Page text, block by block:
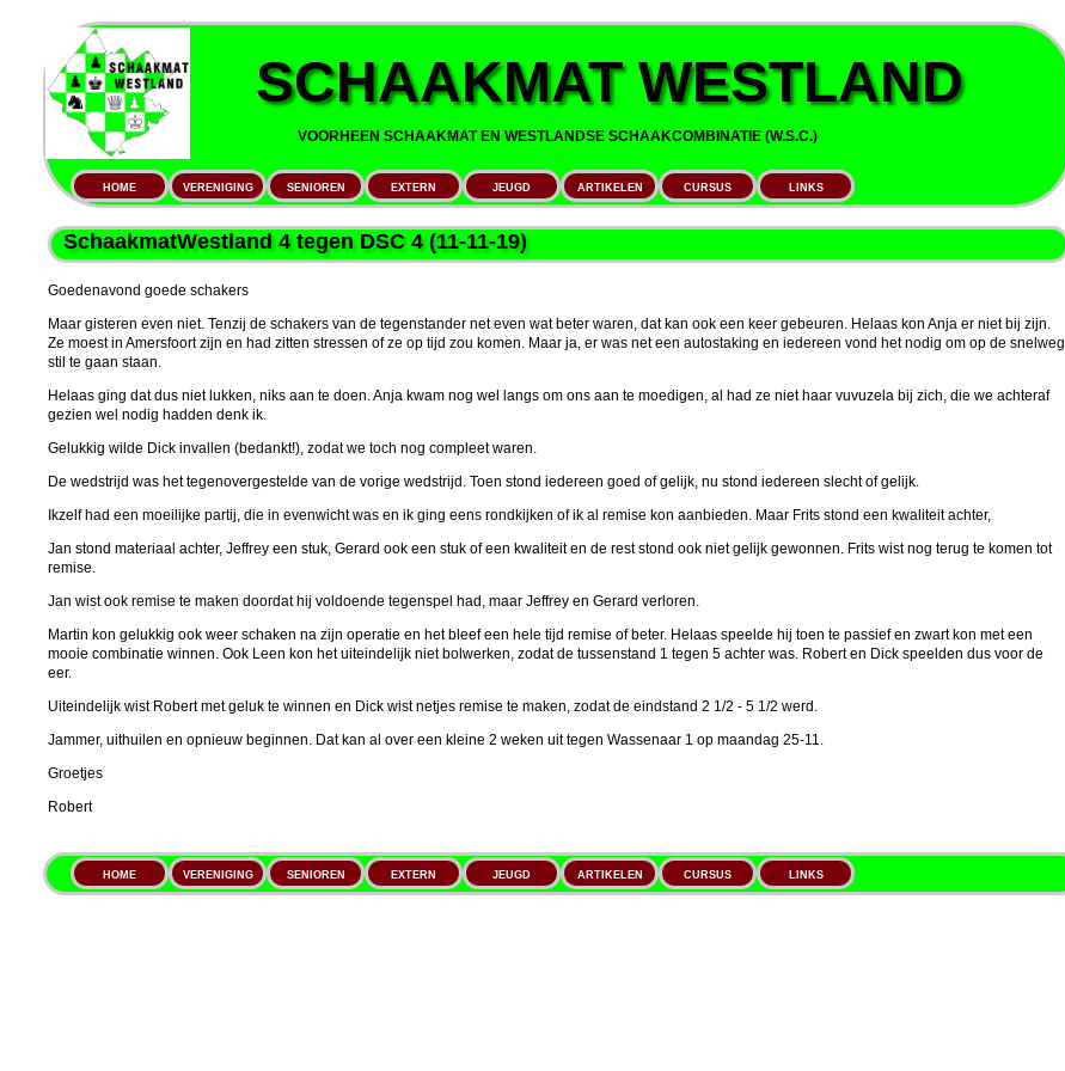
SCHAAKMAT WESTLAND
VOORHEEN SCHAAKMAT EN WESTLANDSE SCHAAKCOMBINATIE (W.S.C.)
HOME VERENIGING SENIOREN EXTERN JEUGD ARTIKELEN CURSUS LINKS
SchaakmatWestland 4 tegen DSC 4 (11-11-19)
Goedenavond goede schakers
Maar gisteren even niet. Tenzij de schakers van de tegenstander net even wat beter waren, dat kan ook een keer gebeuren. Helaas kon Anja er niet bij zijn.
Ze moest in Amersfoort zijn en had zitten stressen of ze op tijd zou komen. Maar ja, er was net een autostaking en iedereen vond het nodig om op de snelweg
stil te gaan staan.
Helaas ging dat dus niet lukken, niks aan te doen. Anja kwam nog wel langs om ons aan te moedigen, al had ze niet haar vuvuzela bij zich, die we achteraf
gezien wel nodig hadden denk ik.
Gelukkig wilde Dick invallen (bedankt!), zodat we toch nog compleet waren.
De wedstrijd was het tegenovergestelde van de vorige wedstrijd. Toen stond iedereen goed of gelijk, nu stond iedereen slecht of gelijk.
Ikzelf had een moeilijke partij, die in evenwicht was en ik ging eens rondkijken of ik al remise kon aanbieden. Maar Frits stond een kwaliteit achter,
Jan stond materiaal achter, Jeffrey een stuk, Gerard ook een stuk of een kwaliteit en de rest stond ook niet gelijk gewonnen. Frits wist nog terug te komen tot
remise.
Jan wist ook remise te maken doordat hij voldoende tegenspel had, maar Jeffrey en Gerard verloren.
Martin kon gelukkig ook weer schaken na zijn operatie en het bleef een hele tijd remise of beter. Helaas speelde hij toen te passief en zwart kon met een
mooie combinatie winnen. Ook Leen kon het uiteindelijk niet bolwerken, zodat de tussenstand 1 tegen 5 achter was. Robert en Dick speelden dus voor de
eer.
Uiteindelijk wist Robert met geluk te winnen en Dick wist netjes remise te maken, zodat de eindstand 2 1/2 - 5 1/2 werd.
Jammer, uithuilen en opnieuw beginnen. Dat kan al over een kleine 2 weken uit tegen Wassenaar 1 op maandag 25-11.
Groetjes
Robert
HOME VERENIGING SENIOREN EXTERN JEUGD ARTIKELEN CURSUS LINKS